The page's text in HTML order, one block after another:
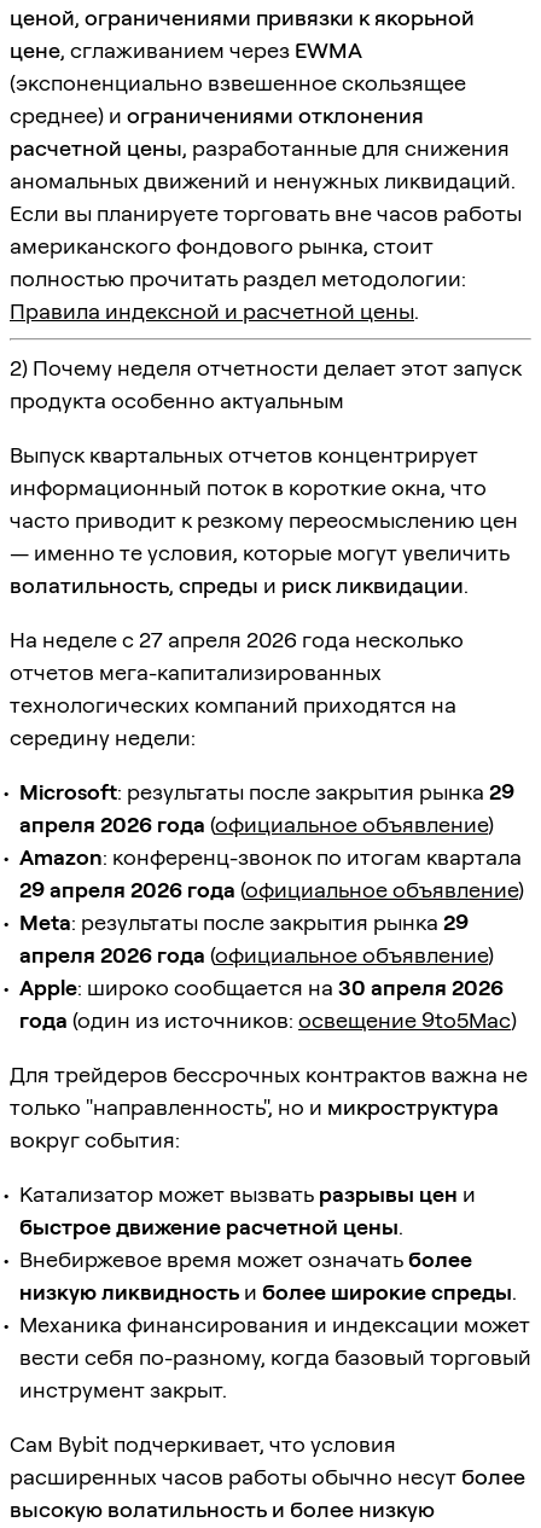
ценой, ограничениями привязки к якорьной
цене, сглаживанием через EWMA
(экспоненциально взвешенное скользящее
среднее) и ограничениями отклонения
расчетной цены, разработанные для снижения
аномальных движений и ненужных ликвидаций.
Если вы планируете торговать вне часов работы
американского фондового рынка, стоит
полностью прочитать раздел методологии:
Правила индексной и расчетной цены.
2) Почему неделя отчетности делает этот запуск
продукта особенно актуальным
Выпуск квартальных отчетов концентрирует
информационный поток в короткие окна, что
часто приводит к резкому переосмыслению цен
— именно те условия, которые могут увеличить
волатильность, спреды и риск ликвидации.
На неделе с 27 апреля 2026 года несколько
отчетов мега-капитализированных
технологических компаний приходятся на
середину недели:
Microsoft: результаты после закрытия рынка 29
апреля 2026 года (официальное объявление)
Amazon: конференц-звонок по итогам квартала
29 апреля 2026 года (официальное объявление)
Meta: результаты после закрытия рынка 29
апреля 2026 года (официальное объявление)
Apple: широко сообщается на 30 апреля 2026
года (один из источников: освещение 9to5Mac)
Для трейдеров бессрочных контрактов важна не
только "направленность", но и микроструктура
вокруг события:
Катализатор может вызвать разрывы цен и
быстрое движение расчетной цены.
Внебиржевое время может означатьболее
низкую ликвидность и более широкие спреды.
Механика финансирования и индексации может
вести себя по-разному, когда базовый торговый
инструмент закрыт.
Сам Bybit подчеркивает, что условия
расширенных часов работы обычно несут более
высокую волатильность и более низкую